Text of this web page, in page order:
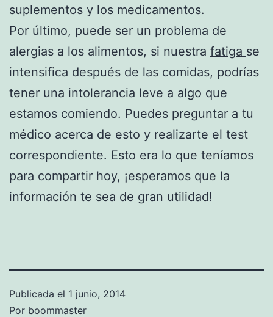
suplementos y los medicamentos.
Por último, puede ser un problema de
alergias a los alimentos, si nuestra fatiga se
intensifica después de las comidas, podrías
tener una intolerancia leve a algo que
estamos comiendo. Puedes preguntar a tu
médico acerca de esto y realizarte el test
correspondiente. Esto era lo que teníamos
para compartir hoy, ¡esperamos que la
información te sea de gran utilidad!
Publicada el 1 junio, 2014
Por boommaster